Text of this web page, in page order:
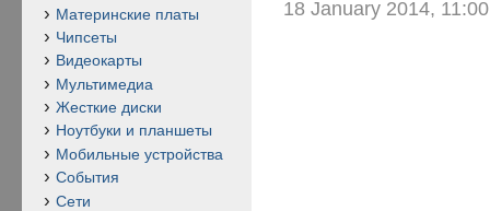
18 January 2014,
Материнские платы
Чипсеты
Видеокарты
Мультимедиа
Жесткие диски
Ноутбуки и планшеты
Мобильные устройства
События
Сети